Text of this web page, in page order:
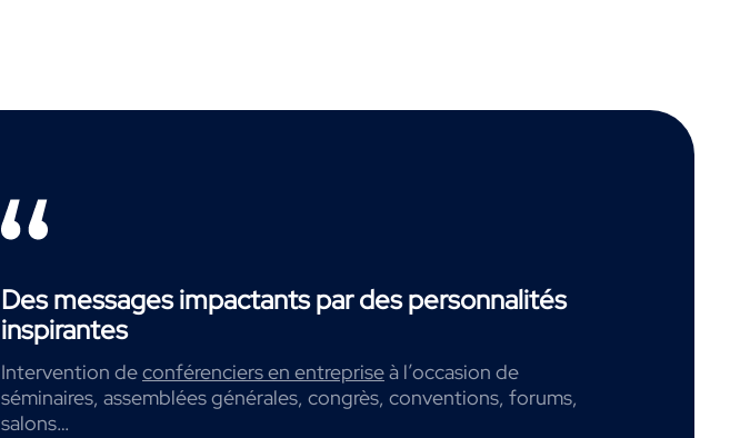
Des messages impactants par des personnalités
inspirantes
Intervention deconférenciers en entrepriseà l’occasion de
séminaires, assemblées générales, congrès, conventions, forums,
salons…